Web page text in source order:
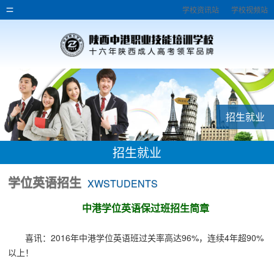
学校资讯站 学校视频站
招生就业
招生就业
学位英语招生 XWSTUDENTS
中港学位英语保过班招生简章
喜讯：2016年中港学位英语班过关率高达96%，连续4年超90%
以上！